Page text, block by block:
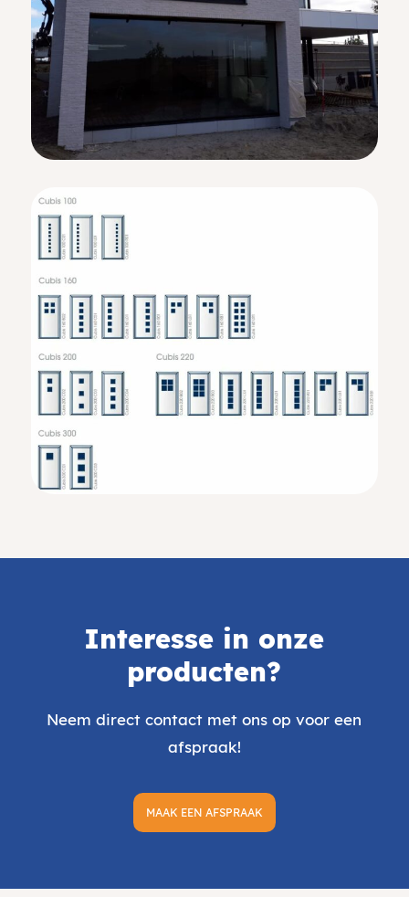
Interesse in onze
producten?
Neem direct contact met ons op voor een
afspraak!
MAAK EEN AFSPRAAK